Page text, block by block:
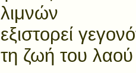
λιμνών
εξιστορεί
τη ζωή του